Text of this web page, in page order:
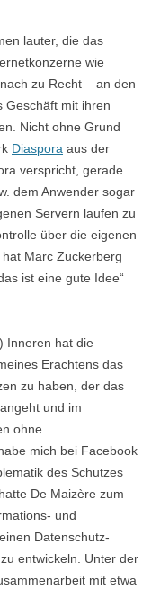
lauter, die das
wie
zu Recht – an den
Geschäft mit ihren
Nicht ohne Grund
Diaspora aus der
verspricht, gerade
dem Anwender sogar
Servern laufen zu
über die eigenen
Marc Zuckerberg
ist eine gute Idee“
Inneren hat die
Erachtens das
zu haben, der das
und im
ohne
mich bei Facebook
des Schutzes
De Maizère zum
und
Datenschutz-
entwickeln. Unter der
mit etwa